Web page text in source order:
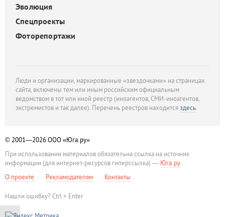
Эволюция
Спецпроекты
Фоторепортажи
Люди и организации, маркированные «звездочками» на страницах
сайта, включены тем или иным российским официальным
ведомством в тот или иной реестр (иноагентов, СМИ-иноагентов,
экстремистов и так далее). Перечень реестров находитсяздесь.
© 2001—2026ООО «Юга.ру»
При использовании материалов обязательна ссылка на источник
информации (для интернет-ресурсов гиперссылка) — Юга.ру
О проекте
Рекламодателям Контакты
Нашли ошибку? Ctrl + Enter